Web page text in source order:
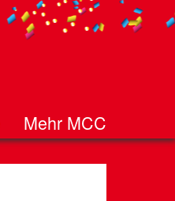
Mehr MCC